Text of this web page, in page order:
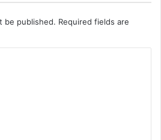
be published. Required fields are